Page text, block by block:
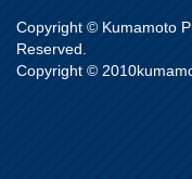
Copyright © Kumamoto
Reserved.
Copyright ©